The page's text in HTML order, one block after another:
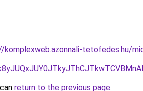
komplexweb.azonnali-tetofedes.hu/
return to the previous page.